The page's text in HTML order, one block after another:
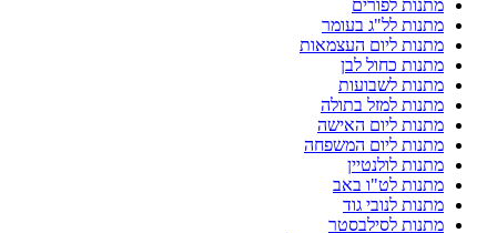
מתנות לפורים
מתנות לל"ג בעומר
מתנות ליום העצמאות
מתנות כחול לבן
מתנות לשבועות
מתנות למזל בתולה
מתנות ליום האישה
מתנות ליום המשפחה
מתנות לולנטיין
מתנות לט"ו באב
מתנות לנובי גוד
מתנות לסילבסטר